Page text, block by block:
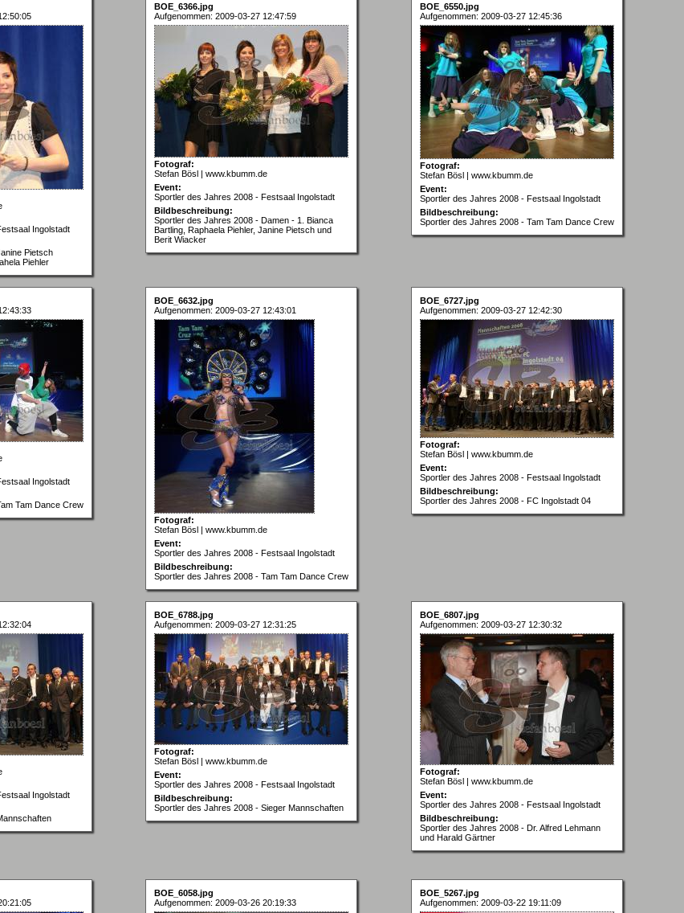
Ingolstadt
Pietsch
Piehler
BOE_6366.jpg
Aufgenommen: 2009-03-27 12:47:59
Fotograf:
Stefan Bösl | www.kbumm.de
Event:
Sportler des Jahres 2008 - Festsaal Ingolstadt
Bildbeschreibung:
Sportler des Jahres 2008 - Damen - 1. Bianca
Bartling, Raphaela Piehler, Janine Pietsch und
Berit Wiacker
BOE_6550.jpg
Aufgenommen: 2009-03-27 12:45:36
Fotograf:
Stefan Bösl | www.kbumm.de
Event:
Sportler des Jahres 2008 - Festsaal Ingolstadt
Bildbeschreibung:
Sportler des Jahres 2008 - Tam Tam Dance Crew
Ingolstadt
Tam Dance Crew
BOE_6632.jpg
Aufgenommen: 2009-03-27 12:43:01
Fotograf:
Stefan Bösl | www.kbumm.de
Event:
Sportler des Jahres 2008 - Festsaal Ingolstadt
Bildbeschreibung:
Sportler des Jahres 2008 - Tam Tam Dance Crew
BOE_6727.jpg
Aufgenommen: 2009-03-27 12:42:30
Fotograf:
Stefan Bösl | www.kbumm.de
Event:
Sportler des Jahres 2008 - Festsaal Ingolstadt
Bildbeschreibung:
Sportler des Jahres 2008 - FC Ingolstadt 04
Ingolstadt
BOE_6788.jpg
Aufgenommen: 2009-03-27 12:31:25
Fotograf:
Stefan Bösl | www.kbumm.de
Event:
Sportler des Jahres 2008 - Festsaal Ingolstadt
Bildbeschreibung:
Sportler des Jahres 2008 - Sieger Mannschaften
BOE_6807.jpg
Aufgenommen: 2009-03-27 12:30:32
Fotograf:
Stefan Bösl | www.kbumm.de
Event:
Sportler des Jahres 2008 - Festsaal Ingolstadt
Bildbeschreibung:
Sportler des Jahres 2008 - Dr. Alfred Lehmann
und Harald Gärtner
BOE_6058.jpg
Aufgenommen: 2009-03-26 20:19:33
BOE_5267.jpg
Aufgenommen: 2009-03-22 19:11:09